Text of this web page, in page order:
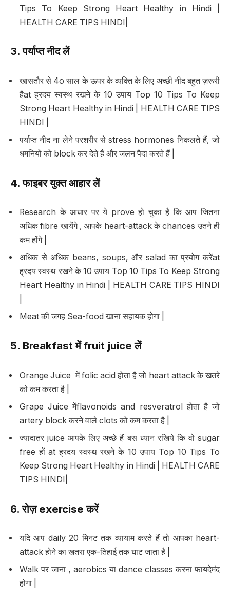
Tips To Keep Strong Heart Healthy in Hindi |
HEALTH CARE TIPS HINDI|
3.पर्याप्त नीद लें
खासतौर से 4o साल के ऊपर के व्यक्ति के लिए अच्छी नीद बहुत ज़रूरी
हैat ह्रदय स्वस्थ रखने के 10 उपाय Top 10 Tips To Keep
Strong Heart Healthy in Hindi | HEALTH CARE TIPS
HINDI |
पर्याप्त नीद ना लेने परशरीर से stress hormones निकलते हैं, जो
धमनियों को block कर देते हैं और जलन पैदा करते हैं |
4.फाइबर युक्त आहार लें
Research के आधार पर ये prove हो चुका है कि आप जितना
अधिक fibre खायेंगे , आपके heart-attack के chances उतने ही
कम होंगे |
अधिक से अधिक beans, soups, और salad का प्रयोग करेंat
ह्रदय स्वस्थ रखने के 10 उपाय Top 10 Tips To Keep Strong
Heart Healthy in Hindi | HEALTH CARE TIPS HINDI
Meat की जगह Sea-food खाना सहायक होगा |
5. Breakfastमेंfruit juiceलें
Orange Juice में folic acid होता है जो heart attack के खतरे
को कम करता है |
Grape Juice मेंflavonoids and resveratrol होता है जो
artery block करने वाले clots को कम करता है |
ज्यादातर juice आपके लिए अच्छे हैं बस ध्यान रखिये कि वो sugar
free हों at ह्रदय स्वस्थ रखने के 10 उपाय Top 10 Tips To
Keep Strong Heart Healthy in Hindi | HEALTH CARE
TIPS HINDI|
6.रोज़exerciseकरें
यदि आप daily 20 मिनट तक व्यायाम करते हैं तो आपका heart-
attack होने का खतरा एक-तिहाई तक घाट जाता है |
Walk पर जाना , aerobics या dance classes करना फायदेमंद
होगा |